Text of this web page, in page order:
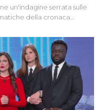
un'indagine serrata sulle
della cronaca
di decine di attentati tra
che, inquietantemente,
in libertà. Lo speciale
d'ombra sul Mostro di
appaiono ancora
groviglio di dubbi mai
speciale anche
Olindo Romano, realizzata